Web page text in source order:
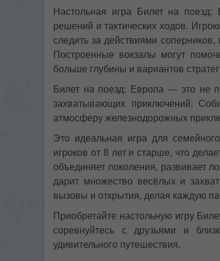
Настольная игра Билет на поезд:
решений и тактических ходов.
следить за действиями
Построенные вокзалы могут
больше глубины и вариантов
Билет на поезд: Европа — это не
захватывающих приключений.
атмосферу железнодорожных
Это идеальная игра для
игроков от 8 лет и старше, что
объединяет поколения, развивает
дарит множество весёлых и
вызовы и открытия, делая каждую
Приобретайте настольную игру
соревнуйтесь с друзьями и
удивительного путешествия.